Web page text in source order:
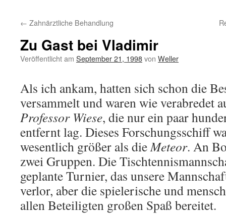
← Zahnärztliche Behandlung
Zu Gast bei Vladimir
Veröffentlicht am September 21, 1998von Weller
Als ich ankam, hatten sich schon die
versammelt und waren wie verabredet
Professor Wiese, die nur ein paar
entfernt lag. Dieses Forschungsschiff
wesentlich größer als dieMeteor. An
zwei Gruppen. Die
geplante Turnier, das unsere
verlor, aber die spielerische und
allen Beteiligten großen Spaß bereitet.